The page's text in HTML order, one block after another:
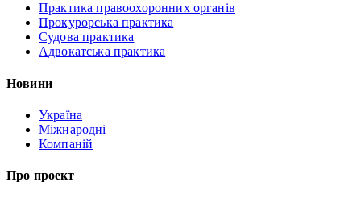
Практика правоохоронних органів
Прокурорська практика
Судова практика
Адвокатська практика
Новини
Україна
Міжнародні
Компаній
Про проект